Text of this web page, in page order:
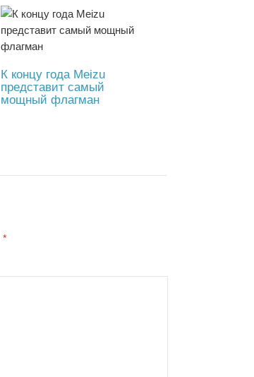
К концу года Meizu
представит самый
мощный флагман
*